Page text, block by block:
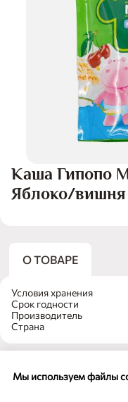
Мы используем файлы
Каша Гипопо
Яблоко/вишня
О ТОВАРЕ
Условия хранения
Срок годности
Производитель
Страна